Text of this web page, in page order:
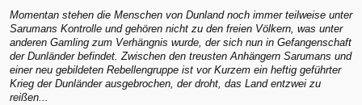
Momentan stehen die Menschen von Dunland noch immer teilweise unter
Sarumans Kontrolle und gehören nicht zu den freien Völkern, was unter
anderen Gamling zum Verhängnis wurde, der sich nun in Gefangenschaft
der Dunländer befindet. Zwischen den treusten Anhängern Sarumans und
einer neu gebildeten Rebellengruppe ist vor Kurzem ein heftig geführter
Krieg der Dunländer ausgebrochen, der droht, das Land entzwei zu
reißen...